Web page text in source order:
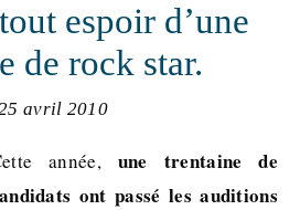
espoir d’une
de rock star.
avril 2010
Cette année, une trentaine de
ont passé les auditions